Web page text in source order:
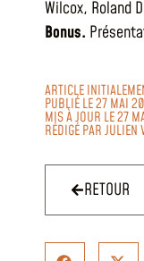
Wilcox, Roland
Bonus.
ARTICLE
PUBLIÉ LE 27 MAI
MIS À JOUR LE 27
RÉDIGÉ PARJULIEN
RETOUR